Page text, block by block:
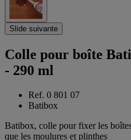
Slide suivante
Colle pour boîte
- 290 ml
Ref. 0 801 07
Batibox
Batibox, colle pour fixer les
que les moulures et plinthes